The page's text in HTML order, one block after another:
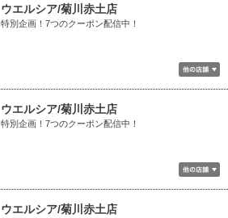
ウエルシア/菊川赤土店
特別企画！7つのクーポン配信中！
ウエルシア/菊川赤土店
特別企画！7つのクーポン配信中！
ウエルシア/菊川赤土店